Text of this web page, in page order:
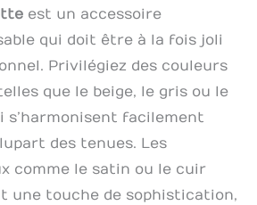
est un accessoire
qui doit être à la fois joli
Privilégiez des couleurs
que le beige, le gris ou le
s’harmonisent facilement
des tenues. Les
comme le satin ou le cuir
une touche de sophistication,